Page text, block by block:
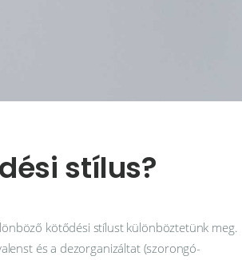
stílus?
kötődési stílust különböztetünk meg.
és a dezorganizáltat (szorongó-